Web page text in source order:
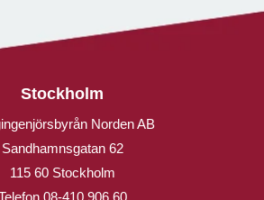
Stockholm
Norden AB
Sandhamnsgatan 62
115 60 Stockholm
08-410 906 60